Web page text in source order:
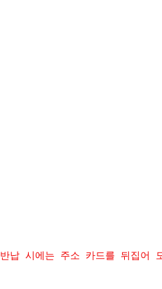
반납 시에는 주소 카드를 뒤집어